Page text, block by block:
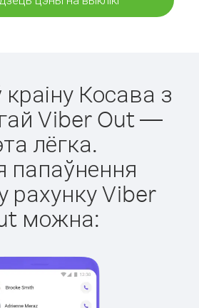
краіну Косава з
Viber Out —
лёгка.
папаўнення
рахунку Viber
можна: